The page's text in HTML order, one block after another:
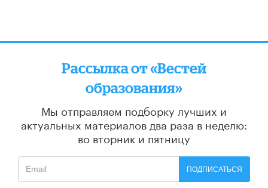
Рассылка от «Вестей
образования»
Мы отправляем подборку лучших и
актуальных материалов два раза в неделю:
во вторник и пятницу
ПОДПИСАТЬСЯ